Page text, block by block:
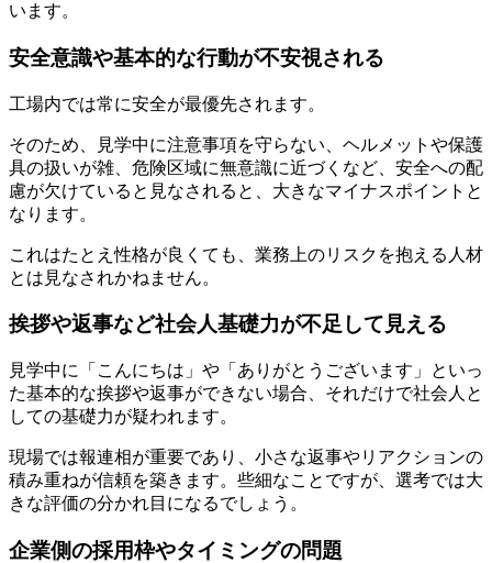
います。
安全意識や基本的な行動が不安視される
工場内では常に安全が最優先されます。
そのため、見学中に注意事項を守らない、ヘルメットや保護
具の扱いが雑、危険区域に無意識に近づくなど、安全への配
慮が欠けていると見なされると、大きなマイナスポイントと
なります。
これはたとえ性格が良くても、業務上のリスクを抱える人材
とは見なされかねません。
挨拶や返事など社会人基礎力が不足して見える
見学中に「こんにちは」や「ありがとうございます」といっ
た基本的な挨拶や返事ができない場合、それだけで社会人と
しての基礎力が疑われます。
現場では報連相が重要であり、小さな返事やリアクションの
積み重ねが信頼を築きます。些細なことですが、選考では大
きな評価の分かれ目になるでしょう。
企業側の採用枠やタイミングの問題